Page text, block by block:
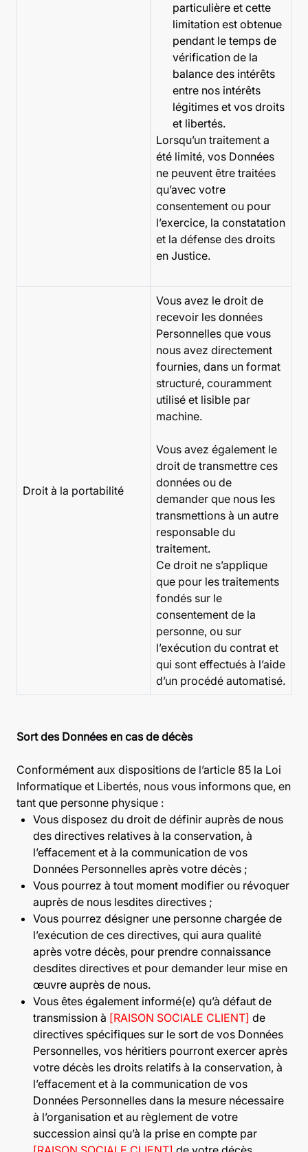
particulière et cette
limitation est obtenue
pendant le temps de
vérification de la
balance des intérêts
entre nos intérêts
légitimes et vos droits
et libertés.
Lorsqu’un traitement a
été limité, vos Données
ne peuvent être traitées
qu’avec votre
consentement ou pour
l’exercice, la constatation
et la défense des droits
en Justice.
Droit à la portabilité
Vous avez le droit de
recevoir les données
Personnelles que vous
nous avez directement
fournies, dans un format
structuré, couramment
utilisé et lisible par
machine.
Vous avez également le
droit de transmettre ces
données ou de
demander que nous les
transmettions à un autre
responsable du
traitement.
Ce droit ne s’applique
que pour les traitements
fondés sur le
consentement de la
personne, ou sur
l’exécution du contrat et
qui sont effectués à l’aide
d’un procédé automatisé.
Sort des Données en cas de décès
Conformément aux dispositions de l’article 85 la Loi
Informatique et Libertés, nous vous informons que, en
tant que personne physique :
Vous disposez du droit de définir auprès de nous
des directives relatives à la conservation, à
l’effacement et à la communication de vos
Données Personnelles après votre décès ;
Vous pourrez à tout moment modifier ou révoquer
auprès de nous lesdites directives ;
Vous pourrez désigner une personne chargée de
l’exécution de ces directives, qui aura qualité
après votre décès, pour prendre connaissance
desdites directives et pour demander leur mise en
œuvre auprès de nous.
Vous êtes également informé(e) qu’à défaut de
transmission à [RAISON SOCIALE CLIENT] de
directives spécifiques sur le sort de vos Données
Personnelles, vos héritiers pourront exercer après
votre décès les droits relatifs à la conservation, à
l’effacement et à la communication de vos
Données Personnelles dans la mesure nécessaire
à l’organisation et au règlement de votre
succession ainsi qu’à la prise en compte par